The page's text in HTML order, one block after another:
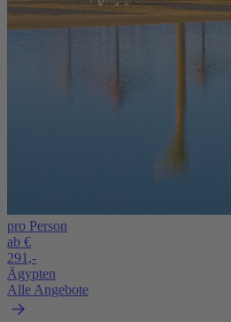
pro Person
ab €
291,-
Ägypten
Alle Angebote